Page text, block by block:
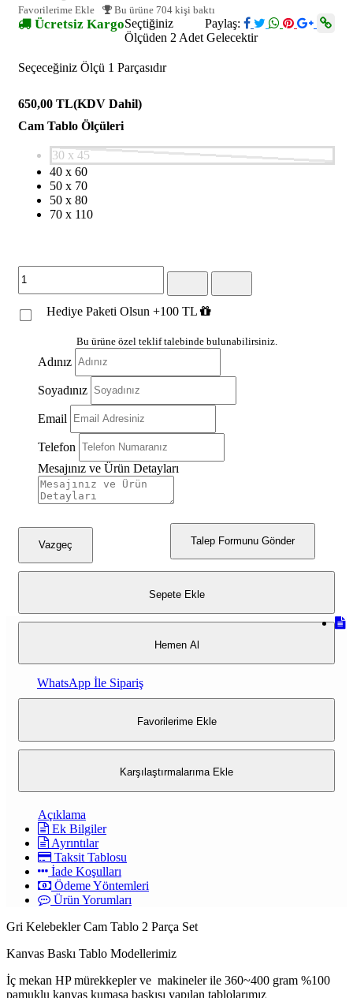
Favorilerime Ekle Bu ürüne 704 kişi baktı
Ücretsiz Kargo Paylaş:
Seçtiğiniz
Ölçüden 2 Adet Gelecektir
Seçeceğiniz Ölçü 1 Parçasıdır
650,00 TL(KDV Dahil)
Cam Tablo Ölçüleri
30 x 45
40 x 60
50 x 70
50 x 80
70 x 110
Hediye Paketi Olsun +100 TL
Bu ürüne özel teklif talebinde bulunabilirsiniz.
Adınız
Soyadınız
Email
Telefon
Mesajınız ve Ürün Detayları
Talep Formunu Gönder
Vazgeç
Sepete Ekle
Hemen Al
WhatsApp İle Sipariş
Favorilerime Ekle
Karşılaştırmalarıma Ekle
Açıklama
Ek Bilgiler
Ayrıntılar
Taksit Tablosu
İade Koşulları
Ödeme Yöntemleri
Ürün Yorumları
Gri Kelebekler Cam Tablo 2 Parça Set
Kanvas Baskı Tablo Modellerimiz
İç mekan HP mürekkepler ve makineler ile 360~400 gram %100
pamuklu kanvas kumaşa baskısı yapılan tablolarımız